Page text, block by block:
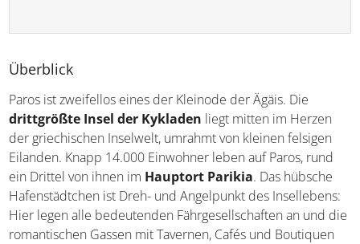
Überblick
Paros ist zweifellos eines der Kleinode der Ägäis. Die
drittgrößte Insel der Kykladen liegt mitten im Herzen
der griechischen Inselwelt, umrahmt von kleinen felsigen
Eilanden. Knapp 14.000 Einwohner leben auf Paros, rund
ein Drittel von ihnen im Hauptort Parikia. Das hübsche
Hafenstädtchen ist Dreh- und Angelpunkt des
Insellebens: Hier legen alle bedeutenden
Fährgesellschaften an und die romantischen Gassen mit